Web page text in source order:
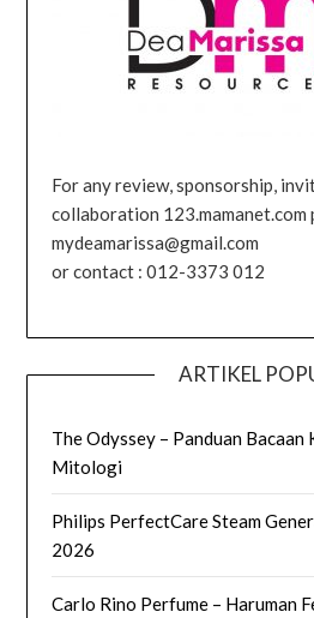
For any review, sponsorship,
collaboration 123.mamanet.com
mydeamarissa@gmail.com
or contact : 012-3373 012
ARTIKEL
The Odyssey – Panduan
Mitologi
Philips PerfectCare Steam
2026
Carlo Rino Perfume – Haruman